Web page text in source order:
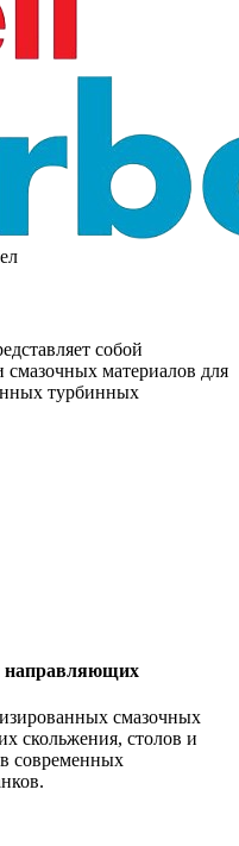
собой
смазочных материалов для
турбинных
направляющих
смазочных
скольжения, столов и
современных